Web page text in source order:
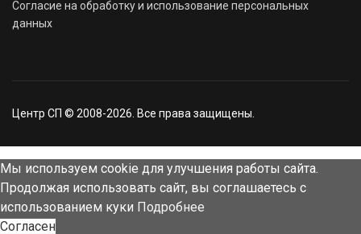
Согласие на обработку и использование персональных
данных
Центр СП © 2008-2026. Все права защищены.
Мы используем cookie для улучшения работы сайта.
Продолжая использовать сайт, вы соглашаетесь с
использованием куки Подробнее
Согласен